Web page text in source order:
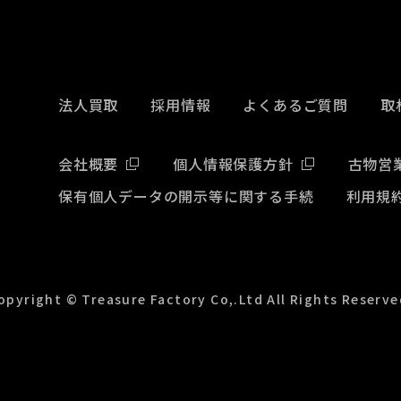
法人買取 採用情報 よくあるご質問 取
会社概要 個人情報保護方針
古物営
保有個人データの開示等に関する手続
利用規
© Treasure Factory Co,.Ltd All Rights